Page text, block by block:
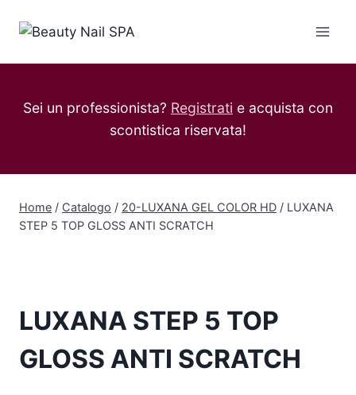
Sei un professionista? Registrati e acquista con
scontistica riservata!
Home / Catalogo / 20-LUXANA GEL COLOR HD / LUXANA
STEP 5 TOP GLOSS ANTI SCRATCH
LUXANA STEP 5 TOP
GLOSS ANTI SCRATCH